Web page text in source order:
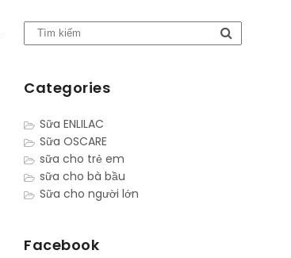
Categories
Sữa ENLILAC
Sữa OSCARE
sữa cho trẻ em
sữa cho bà bầu
Sữa cho người lớn
Facebook